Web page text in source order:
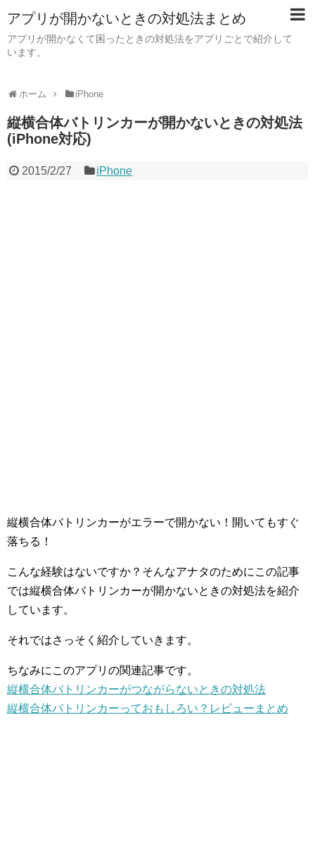
アプリが開かないときの対処法まとめ
アプリが開かなくて困ったときの対処法をアプリごとで紹介して
います。
ホーム iPhone
縦横合体バトリンカーが開かないときの対処法
(iPhone対応)
2015/2/27 iPhone
縦横合体バトリンカーがエラーで開かない！開いてもすぐ
落ちる！
こんな経験はないですか？そんなアナタのためにこの記事
では縦横合体バトリンカーが開かないときの対処法を紹介
しています。
それではさっそく紹介していきます。
ちなみにこのアプリの関連記事です。
縦横合体バトリンカーがつながらないときの対処法
縦横合体バトリンカーっておもしろい？レビューまとめ